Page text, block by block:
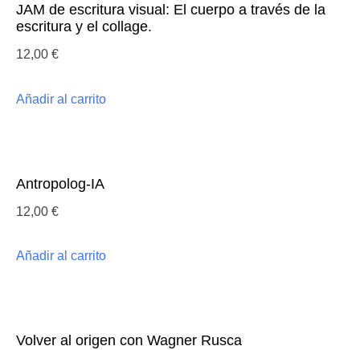
JAM de escritura visual: El cuerpo a través de la
escritura y el collage.
12,00 €
Añadir al carrito
Antropolog-IA
12,00 €
Añadir al carrito
Volver al origen con Wagner Rusca